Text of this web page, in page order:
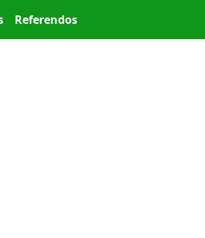
Referendos